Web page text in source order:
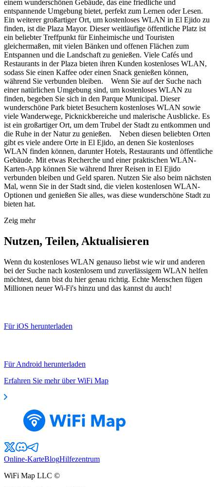
einem wunderschönen Gebäude, das eine friedliche und
entspannende Umgebung bietet, perfekt zum Lernen oder Lesen.
Ein weiterer großartiger Ort, um kostenloses WLAN in El Ejido zu
finden, ist die Plaza Mayor. Dieser weitläufige öffentliche Platz ist
ein beliebter Treffpunkt für Einheimische und Touristen
gleichermaßen, mit vielen Bänken und offenen Flächen zum
Entspannen und die Landschaft zu genießen. Viele Cafés und
Restaurants in der Plaza bieten ihren Kunden kostenloses WLAN,
sodass Sie einen Kaffee oder einen Snack genießen können,
während Sie verbunden bleiben. Wenn Sie auf der Suche nach
einer natürlichen Umgebung sind, um kostenloses WLAN zu
finden, begeben Sie sich in den Parque Municipal. Dieser
wunderschöne Park bietet Besuchern kostenloses WLAN sowie
viele Wanderwege, Picknickbereiche und malerische Ausblicke. Es
ist ein großartiger Ort, um dem Trubel der Stadt zu entkommen und
die Ruhe in der Natur zu genießen. Neben diesen beliebten Orten
gibt es viele andere Orte in El Ejido, an denen Sie kostenloses
WLAN finden können, darunter Hotels, Restaurants und öffentliche
Gebäude. Mit etwas Recherche und einer praktischen WLAN-
Karten-App können Sie während Ihrer Reisen in El Ejido
verbunden bleiben und Geld sparen. Nutzen Sie also beim nächsten
Mal, wenn Sie in der Stadt sind, die vielen kostenlosen WLAN-
Optionen und genießen Sie alles, was diese wunderschöne Stadt zu
bieten hat.
Zeig mehr
Nutzen, Teilen, Aktualisieren
Wenn du kostenloses WLAN genauso liebst wie wir und anderen
bei der Suche nach kostenlosem und zuverlässigem WLAN helfen
möchtest, dann bist du hier genau richtig. Echte Menschen fügen
Millionen neuer Wi-Fi's hinzu und das kannst du auch!
Für iOS herunterladen
Für Android herunterladen
Erfahren Sie mehr über WiFi Map
Online-KarteBlogHilfezentrum
WiFi Map LLC ©